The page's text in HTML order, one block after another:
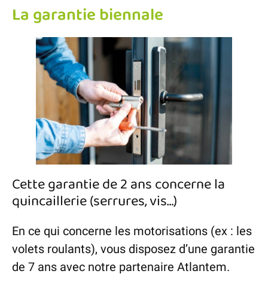
La garantie biennale
Cette garantie de 2 ans concerne la
quincaillerie (serrures, vis…)
En ce qui concerne les motorisations (ex : les
volets roulants), vous disposez d’une garantie
de 7 ans avec notre partenaire Atlantem.